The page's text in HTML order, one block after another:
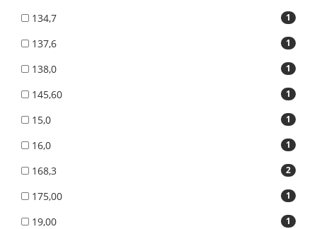
1
134,7
1
137,6
1
138,0
1
145,60
1
15,0
1
16,0
2
168,3
1
175,00
1
19,00